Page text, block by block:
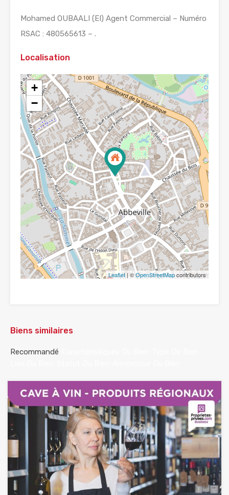
Mohamed OUBAALI (EI) Agent Commercial – Numéro
RSAC : 480565613 – .
Localisation
+
−
Leaflet | ©OpenStreetMapcontributors
Biens similaires
Recommandé